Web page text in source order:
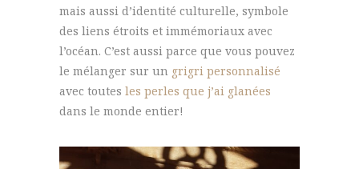
mais aussi d’identité culturelle, symbole
des liens étroits et immémoriaux avec
l’océan. C’est aussi parce que vous pouvez
le mélanger sur un grigri personnalisé
avec toutes les perles que j’ai glanées
dans le monde entier!